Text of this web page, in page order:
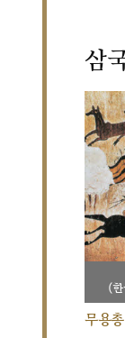
삼
(
무용